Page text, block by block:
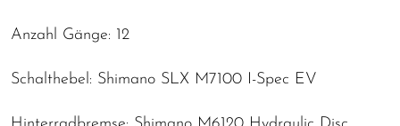
Anzahl Gänge: 12
Schalthebel: Shimano SLX M7100 I-Spec EV